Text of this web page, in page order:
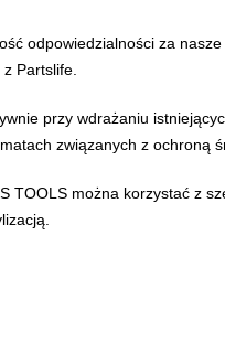
odpowiedzialności za
Partslife.
przy wdrażaniu
związanych z ochroną
TOOLS można korzystać z